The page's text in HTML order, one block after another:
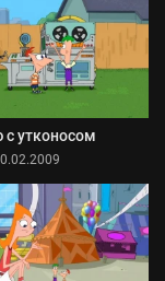
утконосом